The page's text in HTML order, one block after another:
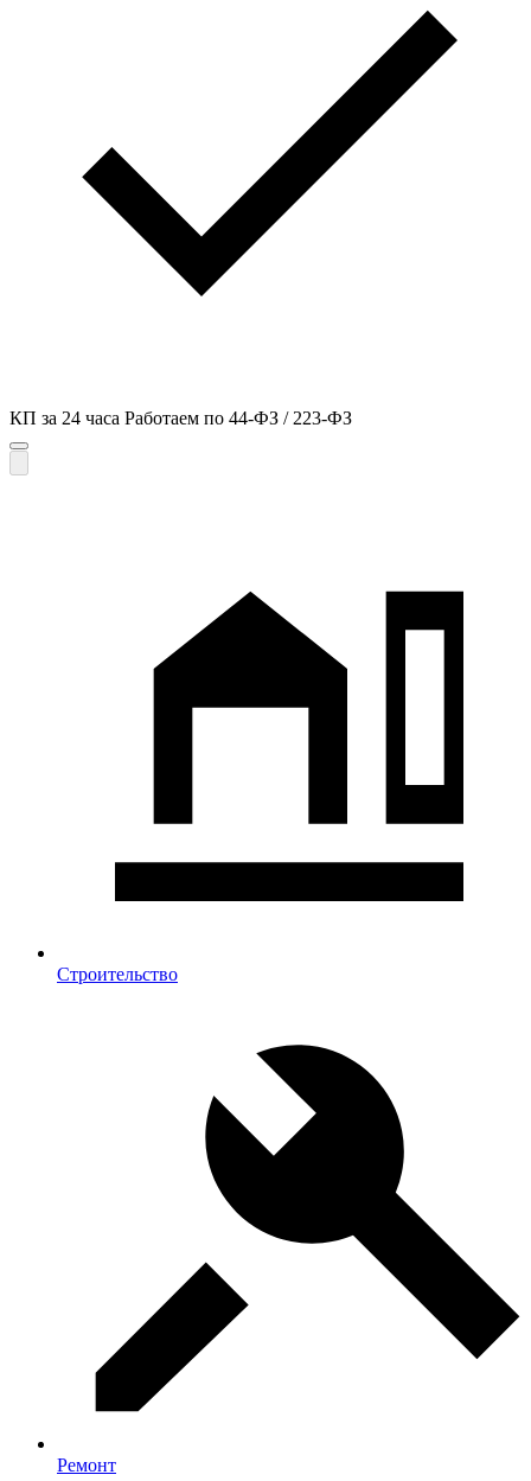
КП за 24 часа Работаем по 44-ФЗ / 223-ФЗ
Строительство
Ремонт